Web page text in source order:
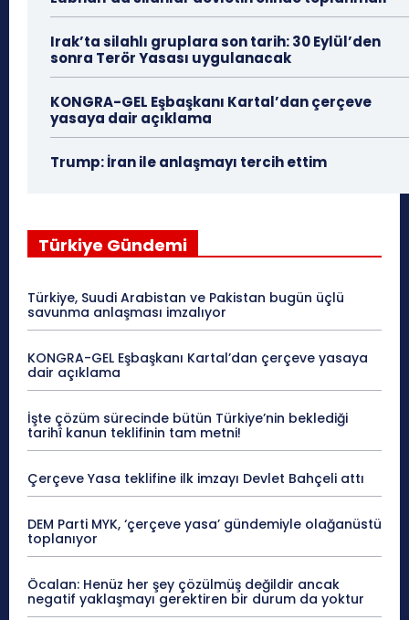
Irak’ta silahlı gruplara son tarih: 30 Eylül’den
sonra Terör Yasası uygulanacak
KONGRA-GEL Eşbaşkanı Kartal’dan çerçeve
yasaya dair açıklama
Trump: İran ile anlaşmayı tercih ettim
Türkiye Gündemi
Türkiye, Suudi Arabistan ve Pakistan bugün üçlü
savunma anlaşması imzalıyor
KONGRA-GEL Eşbaşkanı Kartal’dan çerçeve yasaya
dair açıklama
İşte çözüm sürecinde bütün Türkiye’nin beklediği
tarihî kanun teklifinin tam metni!
Çerçeve Yasa teklifine ilk imzayı Devlet Bahçeli attı
DEM Parti MYK, ‘çerçeve yasa’ gündemiyle olağanüstü
toplanıyor
Öcalan: Henüz her şey çözülmüş değildir ancak
negatif yaklaşmayı gerektiren bir durum da yoktur